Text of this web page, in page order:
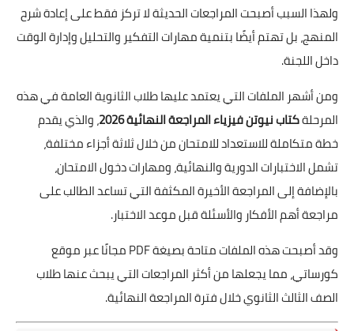
ولهذا السبب أصبحت المراجعات الحديثة لا تركز فقط على إعادة شرح
المنهج، بل تهتم أيضًا بتنمية مهارات التفكير والتحليل وإدارة الوقت
داخل اللجنة.
ومن أشهر الملفات التي يعتمد عليها طلاب الثانوية العامة في هذه
المرحلةكتاب نيوتن فيزياء المراجعة النهائية 2026
، والذي يقدم
خطة متكاملة للاستعداد للامتحان من خلال ثلاثة أجزاء مختلفة،
تشمل الاختبارات الدورية والنهائية، ومهارات دخول الامتحان،
بالإضافة إلى المراجعة الأخيرة المكثفة التي تساعد الطالب على
مراجعة أهم الأفكار والأسئلة قبل موعد الاختبار.
وقد أصبحت هذه الملفات متاحة بصيغة PDF مجانًا عبر موقع
كورساتي، مما يجعلها من أكثر المراجعات التي يبحث عنها طلاب
الصف الثالث الثانوي خلال فترة المراجعة النهائية.